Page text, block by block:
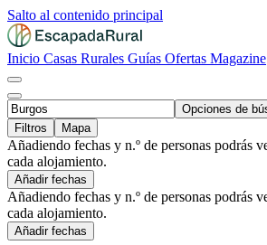
Salto al contenido principal
Inicio Casas Rurales Guías Ofertas Magazine
Opciones de
Filtros
Mapa
Añadiendo fechas y n.º de personas podrás
cada alojamiento.
Añadir fechas
Añadiendo fechas y n.º de personas podrás
cada alojamiento.
Añadir fechas